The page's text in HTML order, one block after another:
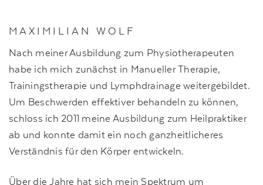
MAXIMILIAN WOLF
Nach meiner Ausbildung zum Physiotherapeuten
habe ich mich zunächst in Manueller Therapie,
Trainingstherapie und Lymphdrainage weitergebildet.
Um Beschwerden effektiver behandeln zu können,
schloss ich 2011 meine Ausbildung zum Heilpraktiker
ab und konnte damit ein noch ganzheitlicheres
Verständnis für den Körper entwickeln.
Über die Jahre hat sich mein Spektrum um